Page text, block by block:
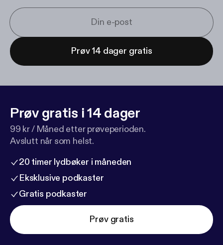
Prøv 14 dager gratis
Prøv gratis i 14 dager
99 kr / Måned etter prøveperioden.
Avslutt når som helst.
20 timer lydbøker i måneden
Eksklusive podkaster
Gratis podkaster
Prøv gratis